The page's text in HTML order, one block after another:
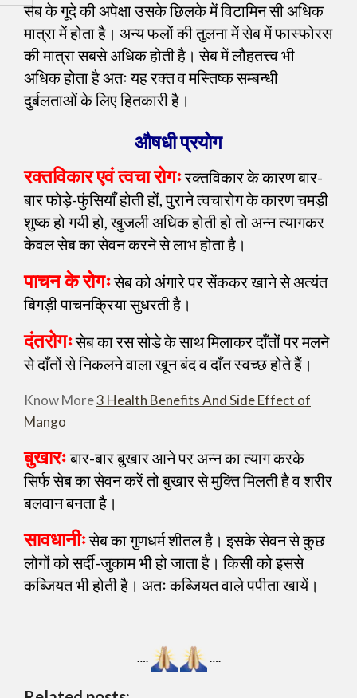
सेब के गूदे की अपेक्षा उसके छिलके में विटामिन सी अधिक
मात्रा में होता है। अन्य फलों की तुलना में सेब में फास्फोरस
की मात्रा सबसे अधिक होती है। सेब में लौहतत्त्व भी
अधिक होता है अतः यह रक्त व मस्तिष्क सम्बन्धी
दुर्बलताओं के लिए हितकारी है।
औषधी प्रयोग
रक्तविकार एवं त्वचा रोगःरक्तविकार के कारण बार-
बार फोड़े-फुंसियाँ होती हों, पुराने त्वचारोग के कारण चमड़ी
शुष्क हो गयी हो, खुजली अधिक होती हो तो अन्न त्यागकर
केवल सेब का सेवन करने से लाभ होता है।
पाचन के रोगःसेब को अंगारे पर सेंककर खाने से अत्यंत
बिगड़ी पाचनक्रिया सुधरती है।
दंतरोगःसेब का रस सोडे के साथ मिलाकर दाँतों पर मलने
से दाँतों से निकलने वाला खून बंद व दाँत स्वच्छ होते हैं।
Know More3 Health Benefits And Side Effect of
Mango
बुखारःबार-बार बुखार आने पर अन्न का त्याग करके
सिर्फ सेब का सेवन करें तो बुखार से मुक्ति मिलती है व शरीर
बलवान बनता है।
सावधानीःसेब का गुणधर्म शीतल है। इसके सेवन से कुछ
लोगों को सर्दी-जुकाम भी हो जाता है। किसी को इससे
कब्जियत भी होती है। अतः कब्जियत वाले पपीता खायें।
…. ….